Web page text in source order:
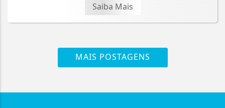
Saiba Mais
MAIS POSTAGENS